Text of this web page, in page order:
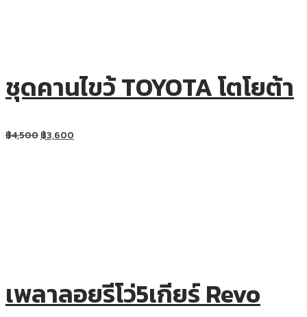
ชุดคานไขว้ TOYOTA โตโยต้า
฿4,500฿3,600
เพลาลอยรีโว่5เกียร์ Revo